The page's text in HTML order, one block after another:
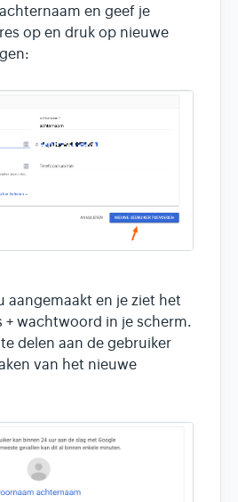
en geef je
op en druk op nieuwe
aangemaakt en je ziet het
+ wachtwoord in je scherm.
delen aan de gebruiker
van het nieuwe